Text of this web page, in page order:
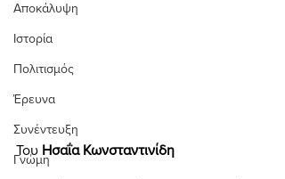
Αποκάλυψη
Ιστορία
Πολιτισμός
Έρευνα
Συνέντευξη
Γνώμη
Του Ησαΐα Κωνσταντινίδη